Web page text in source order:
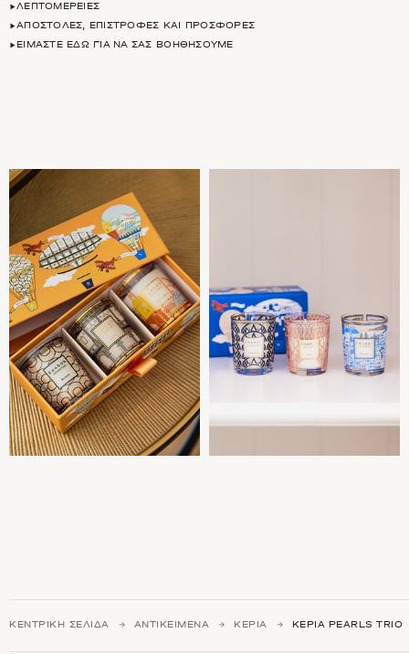
ΛΕΠΤΟΜΈΡΕΙΕΣ
ΑΠΟΣΤΟΛΈΣ, ΕΠΙΣΤΡΟΦΈΣ ΚΑΙ ΠΡΟΣΦΟΡΈΣ
ΕΊΜΑΣΤΕ ΕΔΏ ΓΙΑ ΝΑ ΣΑΣ ΒΟΗΘΉΣΟΥΜΕ
ΚΕΝΤΡΙΚΉ ΣΕΛΊΔΑ ΑΝΤΙΚΕΊΜΕΝΑ ΚΕΡΙΆ ΚΕΡΙΆ PEARLS TRIO